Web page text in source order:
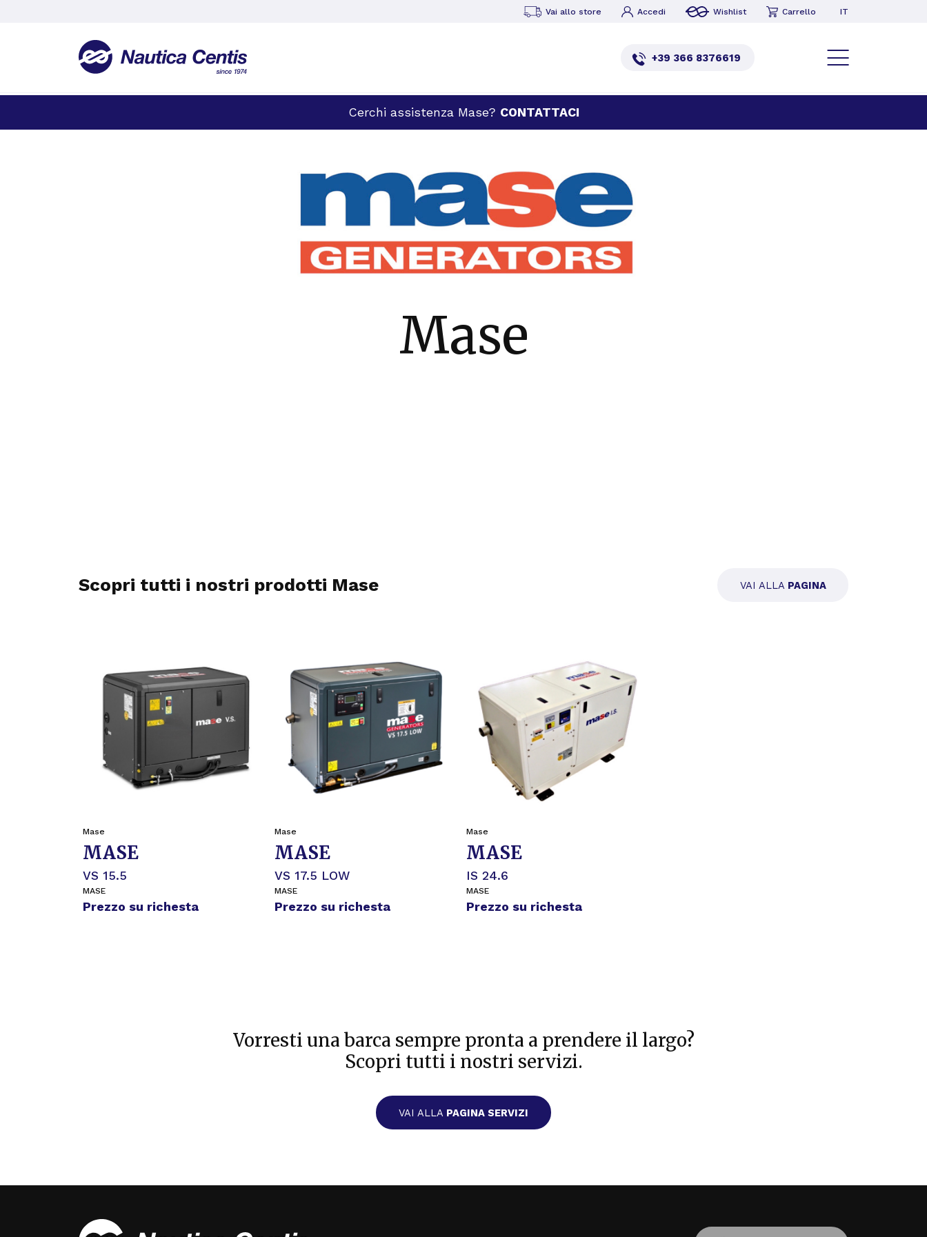
Vai allo store Accedi Wishlist Carrello IT
+39 366 8376619
Cerchi assistenza Mase? CONTATTACI
Mase
Scopri tutti i nostri prodotti Mase VAI ALLA PAGINA
Mase
MASE
VS 15.5
MASE
Prezzo su richesta
Mase
MASE
VS 17.5 LOW
MASE
Prezzo su richesta
Mase
MASE
IS 24.6
MASE
Prezzo su richesta
Vorresti una barca sempre pronta a prendere il largo?
Scopri tutti i nostri servizi.
VAI ALLA PAGINA SERVIZI